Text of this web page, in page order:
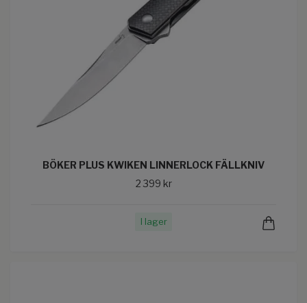
BÖKER PLUS KWIKEN LINNERLOCK FÄLLKNIV
2 399 kr
I lager